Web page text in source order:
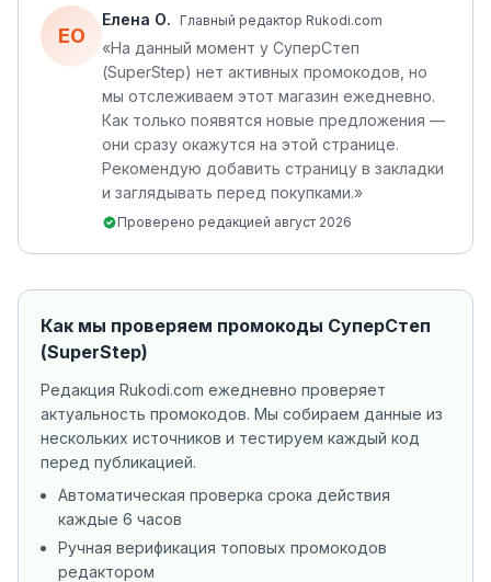
ЕО
Елена О. Главный редактор Rukodi.com
«На данный момент у СуперСтеп
(SuperStep) нет активных промокодов, но
мы отслеживаем этот магазин ежедневно.
Как только появятся новые предложения —
они сразу окажутся на этой странице.
Рекомендую добавить страницу в закладки
и заглядывать перед покупками.»
Проверено редакцией август 2026
Как мы проверяем промокоды СуперСтеп
(SuperStep)
Редакция Rukodi.com ежедневно проверяет
актуальность промокодов. Мы собираем данные из
нескольких источников и тестируем каждый код
перед публикацией.
Автоматическая проверка срока действия
каждые 6 часов
Ручная верификация топовых промокодов
редактором